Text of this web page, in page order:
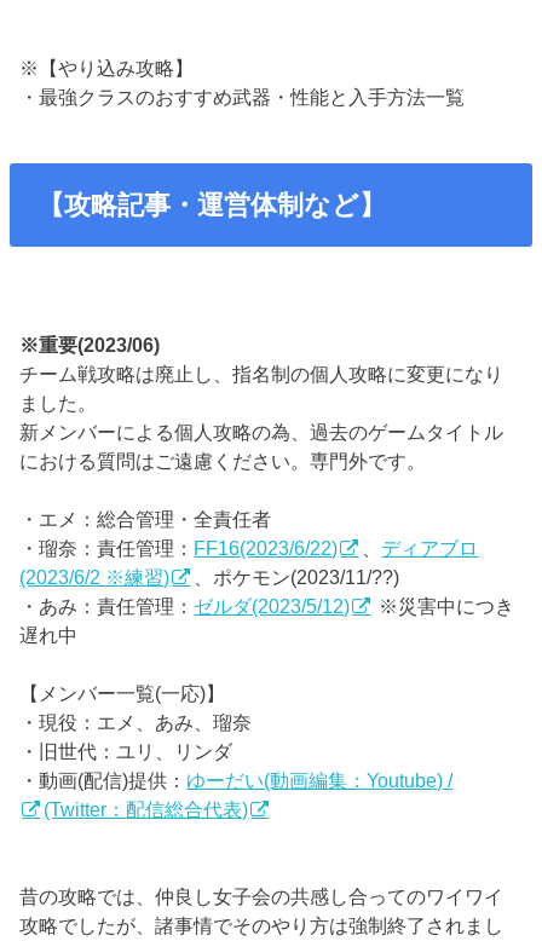
※【やり込み攻略】
・最強クラスのおすすめ武器・性能と入手方法一覧
【攻略記事・運営体制など】
※重要(2023/06)
チーム戦攻略は廃止し、指名制の個人攻略に変更になり
ました。
新メンバーによる個人攻略の為、過去のゲームタイトル
における質問はご遠慮ください。専門外です。
・エメ：総合管理・全責任者
・瑠奈：責任管理： FF16(2023/6/22)
ディアブロ
(2023/6/2 ※練習)
、ポケモン(2023/11/??)
・あみ：責任管理： ゼルダ(2023/5/12)
※災害中につき
遅れ中
【メンバー一覧(一応)】
・現役：エメ、あみ、瑠奈
・旧世代：ユリ、リンダ
・動画(配信)提供： ゆーだい(動画編集：Youtube) /
(Twitter：配信総合代表)
昔の攻略では、仲良し女子会の共感し合ってのワイワイ
攻略でしたが、諸事情でそのやり方は強制終了されまし